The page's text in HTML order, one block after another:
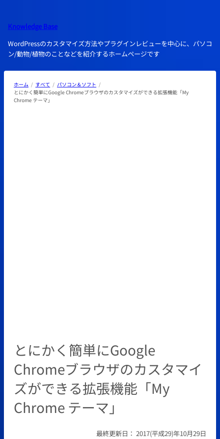
を
ス
キ
ッ
プ
Knowledge Base
WordPressのカスタマイズ方法やプラグインレビューを中心に、パソコ
ン/動物/植物のことなどを紹介するホームページです
ホーム すべて
パソコン＆ソフト
とにかく簡単にGoogle Chromeブラウザのカスタマイズができる拡張機能「My
Chrome テーマ」
とにかく簡単にGoogle
Chromeブラウザのカスタマイ
ズができる拡張機能「My
Chrome テーマ」
最終更新日： 2017(平成29)年10月29日